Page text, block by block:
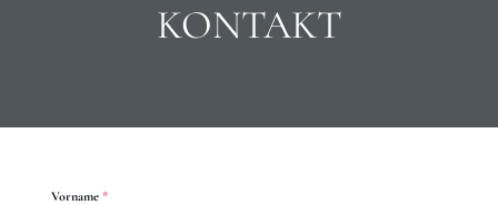
KONTAKT
Vorname *